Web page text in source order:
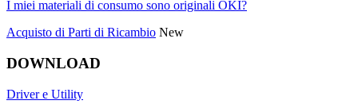
I miei materiali di consumo sono originali OKI?
Acquisto di Parti di Ricambio New
DOWNLOAD
Driver e Utility